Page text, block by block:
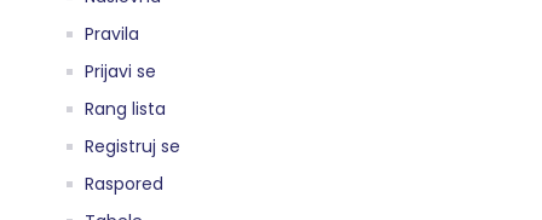
Pravila
Prijavi se
Rang lista
Registruj se
Raspored